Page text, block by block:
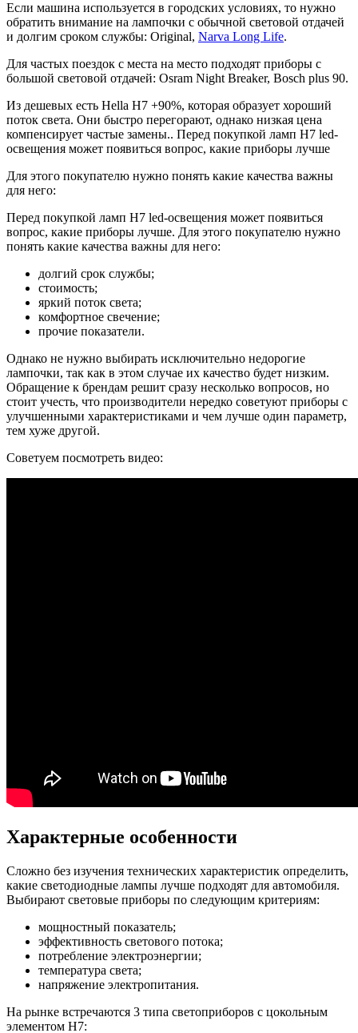
Если машина используется в городских условиях, то нужно
обратить внимание на лампочки с обычной световой отдачей
и долгим сроком службы: Original, Narva Long Life.
Для частых поездок с места на место подходят приборы с
большой световой отдачей: Osram Night Breaker, Bosch plus 90.
Из дешевых есть Hella H7 +90%, которая образует хороший
поток света. Они быстро перегорают, однако низкая цена
компенсирует частые замены.. Перед покупкой ламп Н7 led-
освещения может появиться вопрос, какие приборы лучше
Для этого покупателю нужно понять какие качества важны
для него:
Перед покупкой ламп Н7 led-освещения может появиться
вопрос, какие приборы лучше. Для этого покупателю нужно
понять какие качества важны для него:
долгий срок службы;
стоимость;
яркий поток света;
комфортное свечение;
прочие показатели.
Однако не нужно выбирать исключительно недорогие
лампочки, так как в этом случае их качество будет низким.
Обращение к брендам решит сразу несколько вопросов, но
стоит учесть, что производители нередко советуют приборы с
улучшенными характеристиками и чем лучше один параметр,
тем хуже другой.
Советуем посмотреть видео:
Характерные особенности
Сложно без изучения технических характеристик определить,
какие светодиодные лампы лучше подходят для автомобиля.
Выбирают световые приборы по следующим критериям:
мощностный показатель;
эффективность светового потока;
потребление электроэнергии;
температура света;
напряжение электропитания.
На рынке встречаются 3 типа светоприборов с цокольным
элементом Н7: